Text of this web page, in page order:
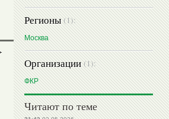
Регионы(1):
Москва
Организации(1):
ФКР
Читают по теме